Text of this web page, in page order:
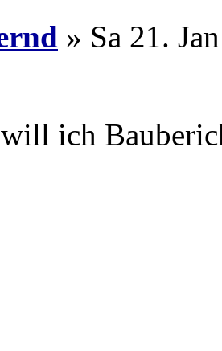
» Sa 21.
ich